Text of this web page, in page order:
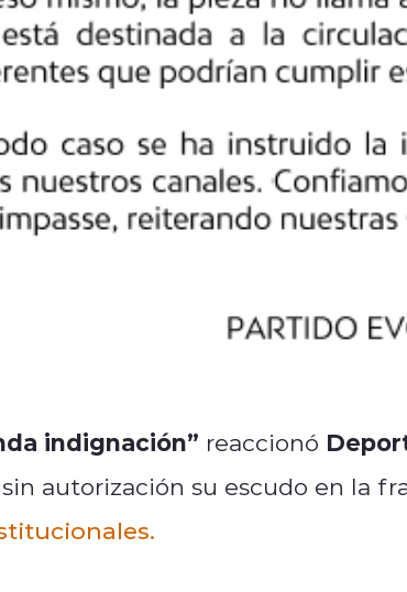
indignación” reaccionó
autorización su escudo en la